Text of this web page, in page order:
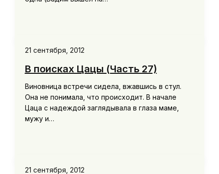
21 сентября, 2012
В поисках Цацы (Часть 27)
Виновница встречи сидела, вжавшись в стул.
Она не понимала, что происходит. В начале
Цаца с надеждой заглядывала в глаза маме,
мужу и…
21 сентября, 2012